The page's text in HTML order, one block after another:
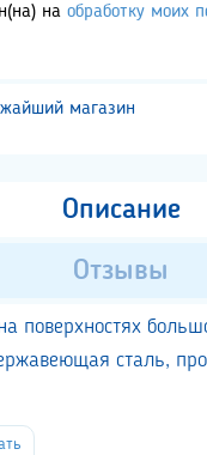
на обработку моих
магазин
Описание
Отзывы
поверхностях
сталь,